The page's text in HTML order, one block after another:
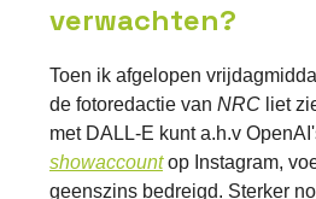
verwachten?
Toen ik afgelopen
de fotoredactie van NRC liet
met DALL-E kunt a.h.v
showaccountop Instagram,
geenszins bedreigd. Sterker